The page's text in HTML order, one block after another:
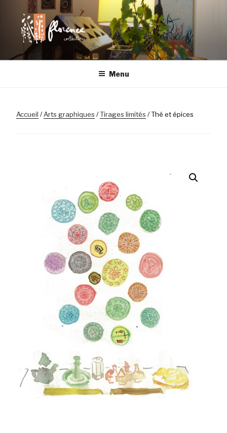
contenu
principal
FLORENCE
LILLE
Chaque objet a son histoire
Menu
Accueil /Arts graphiques /Tirages limités / Thé et épices